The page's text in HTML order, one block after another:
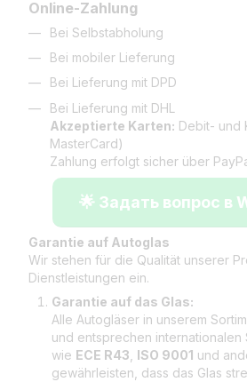
Online-Zahlung
Bei Selbstabholung
Bei mobiler Lieferung
Bei Lieferung mit DPD
Bei Lieferung mit DHL
Akzeptierte Karten: Debit- und
MasterCard)
Zahlung erfolgt sicher über
🌟 Задать вопрос в
Garantie auf Autoglas
Wir stehen für die Qualität unserer
Dienstleistungen ein.
Garantie auf das Glas:
Alle Autogläser in unserem
und entsprechen internationalen
wie ECE R43 ISO 9001 und
gewährleisten, dass das Glas